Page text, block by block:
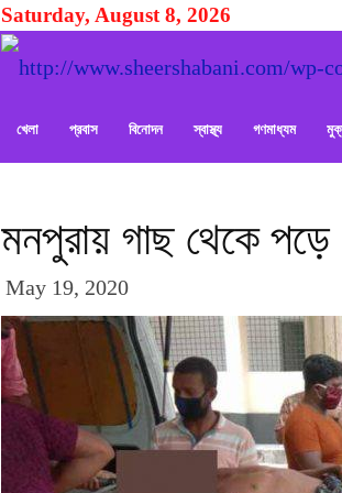
Saturday, August 8, 2026
খেলা প্রবাস বিনোদন স্বাস্থ্য গণমাধ্যম
মনপুরায় গাছ থেকে
May 19, 2020